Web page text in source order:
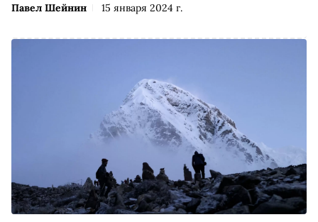
Павел Шейнин 15 января 2024 г.